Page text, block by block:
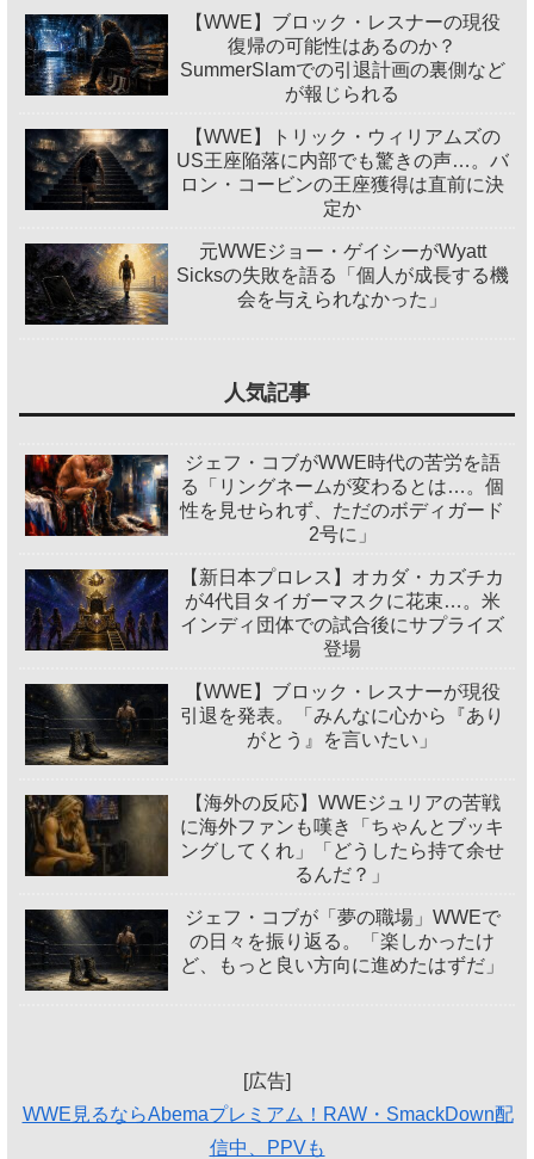
【WWE】ブロック・レスナーの現役
復帰の可能性はあるのか？
SummerSlamでの引退計画の裏側など
が報じられる
【WWE】トリック・ウィリアムズの
US王座陥落に内部でも驚きの声…。バ
ロン・コービンの王座獲得は直前に決
定か
元WWEジョー・ゲイシーがWyatt
Sicksの失敗を語る「個人が成長する機
会を与えられなかった」
人気記事
ジェフ・コブがWWE時代の苦労を語
る「リングネームが変わるとは…。個
性を見せられず、ただのボディガード
2号に」
【新日本プロレス】オカダ・カズチカ
が4代目タイガーマスクに花束…。米
インディ団体での試合後にサプライズ
登場
【WWE】ブロック・レスナーが現役
引退を発表。「みんなに心から『あり
がとう』を言いたい」
【海外の反応】WWEジュリアの苦戦
に海外ファンも嘆き「ちゃんとブッキ
ングしてくれ」「どうしたら持て余せ
るんだ？」
ジェフ・コブが「夢の職場」WWEで
の日々を振り返る。「楽しかったけ
ど、もっと良い方向に進めたはずだ」
[広告]
WWE見るならAbemaプレミアム！RAW・SmackDown配
信中、PPVも